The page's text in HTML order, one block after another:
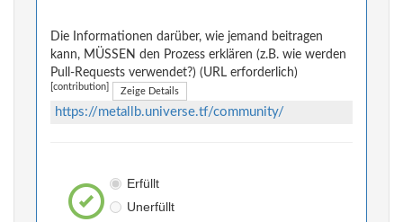
Die Informationen darüber, wie jemand beitragen
kann, MÜSSEN den Prozess erklären (z.B. wie werden
Pull-Requests verwendet?) (URL erforderlich)
[contribution] Zeige Details
https://metallb.universe.tf/community/
Erfüllt
Unerfüllt